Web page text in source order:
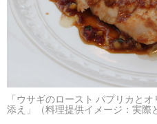
「ウサギのロースト パプリカと
添え」（料理提供イメージ：実際